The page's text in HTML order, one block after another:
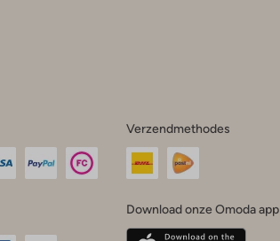
Verzendmethodes
Download onze Omoda app